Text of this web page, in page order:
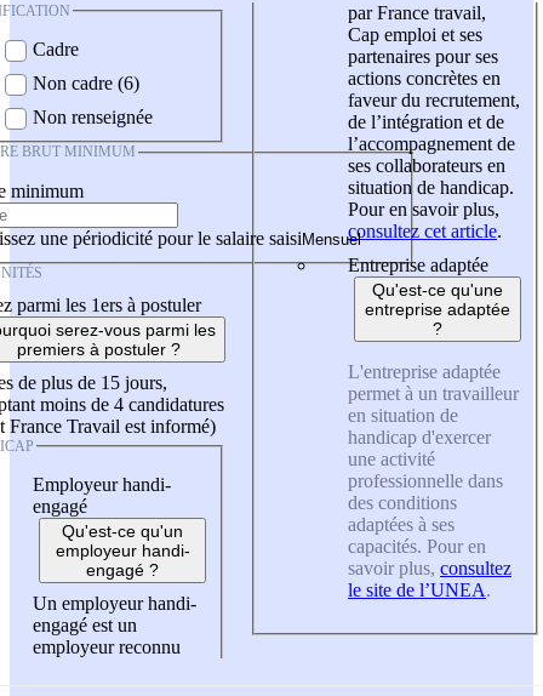
Cadre
Non cadre (6)
Non renseignée
BRUT MINIMUM
minimum
une périodicité pour le salaire saisi
parmi les 1ers à postuler
serez-vous parmi les
premiers à postuler ?
de plus de 15 jours,
moins de 4 candidatures
France Travail est informé)
Employeur handi-
engagé
Qu'est-ce qu'un
employeur handi-
engagé ?
Un employeur handi-
engagé est un
employeur reconnu
par France travail,
Cap emploi et ses
partenaires pour ses
actions concrètes en
faveur du recrutement,
de l’intégration et de
l’accompagnement de
ses collaborateurs en
situation de handicap.
Pour en savoir plus,
consultez cet article.
Entreprise adaptée
Qu'est-ce qu'une
entreprise adaptée
?
L'entreprise adaptée
permet à un travailleur
en situation de
handicap d'exercer
une activité
professionnelle dans
des conditions
adaptées à ses
capacités. Pour en
savoir plus, consultez
le site de l’UNEA.